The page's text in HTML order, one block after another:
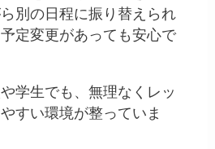
別の日程に振り替えられ
定変更があっても安心で
学生でも、無理なくレッ
すい環境が整っていま